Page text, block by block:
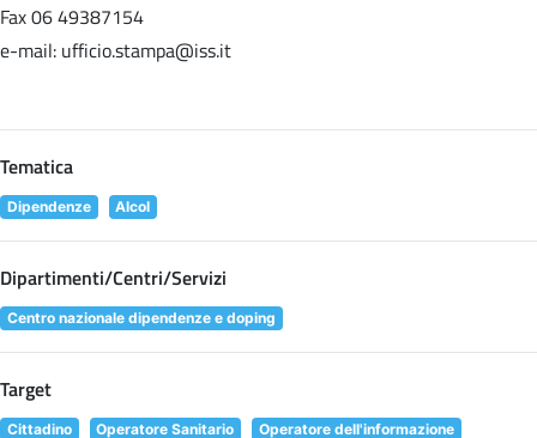
Fax 06 49387154
e-mail: ufficio.stampa@iss.it
Tematica
Dipendenze Alcol
Dipartimenti/Centri/Servizi
Centro nazionale dipendenze e doping
Target
Cittadino Operatore Sanitario Operatore dell'informazione